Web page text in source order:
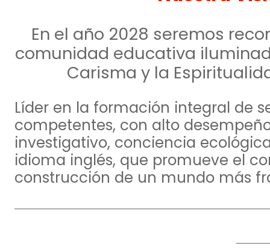
En el año 2028 seremos
comunidad educativa
Carisma y la
Líder en la formación integral de
competentes, con alto
investigativo, conciencia
idioma inglés, que promueve el
construcción de un mundo más